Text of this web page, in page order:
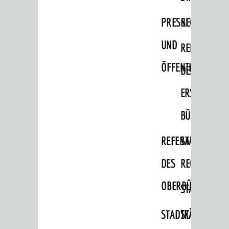
PRESSE-
UND REFERAT
DES
ERSTEN
REFERAT
DES
STABSSTELLE
RECHT
STADTKÄMMEREI
Vermiete doch an deine Stadt